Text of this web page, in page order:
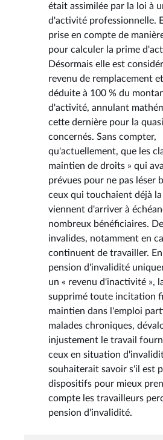
était assimilée par la loi à
d'activité professionnelle.
prise en compte de
pour calculer la prime
Désormais elle est
revenu de remplacement
déduite à 100 % du
d'activité, annulant
cette dernière pour la
concernés. Sans compter,
qu'actuellement, que les
maintien de droits » qui
prévues pour ne pas léser
ceux qui touchaient déjà
viennent d'arriver à
nombreux bénéficiaires.
invalides, notamment en
continuent de travailler.
pension d'invalidité
un « revenu d'inactivité »,
supprimé toute incitation
maintien dans l'emploi
malades chroniques,
injustement le travail
ceux en situation
souhaiterait savoir s'il est
dispositifs pour mieux
compte les travailleurs
pension d'invalidité.